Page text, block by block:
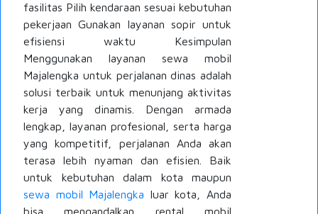
fasilitas Pilih kendaraan sesuai kebutuhan
pekerjaan Gunakan layanan sopir untuk
efisiensi waktu Kesimpulan
Menggunakan layanan sewa mobil
Majalengka untuk perjalanan dinas adalah
solusi terbaik untuk menunjang aktivitas
kerja yang dinamis. Dengan armada
lengkap, layanan profesional, serta harga
yang kompetitif, perjalanan Anda akan
terasa lebih nyaman dan efisien. Baik
untuk kebutuhan dalam kota maupun
sewa mobil Majalengka luar kota, Anda
bisa mengandalkan rental mobil